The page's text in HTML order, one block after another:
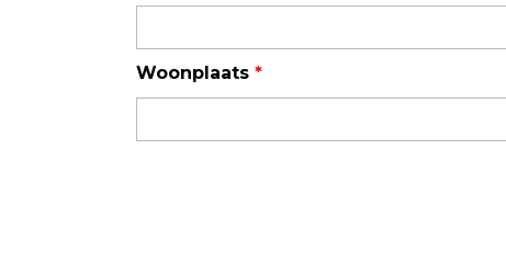
Passieve
Filter- en
Woonplaats *